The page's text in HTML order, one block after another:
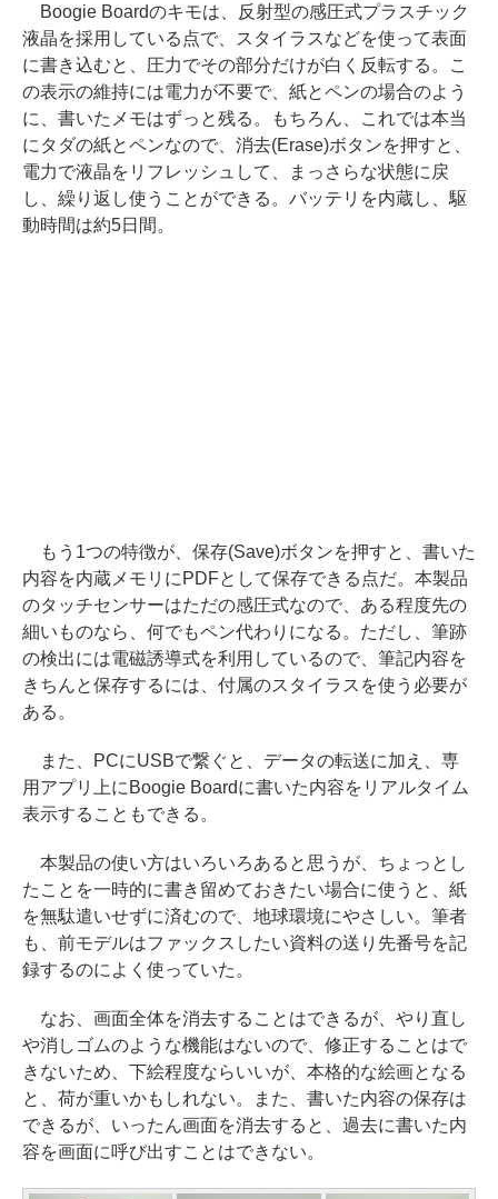
Boogie Boardのキモは、反射型の感圧式プラスチック
液晶を採用している点で、スタイラスなどを使って表面
に書き込むと、圧力でその部分だけが白く反転する。こ
の表示の維持には電力が不要で、紙とペンの場合のよう
に、書いたメモはずっと残る。もちろん、これでは本当
にタダの紙とペンなので、消去(Erase)ボタンを押すと、
電力で液晶をリフレッシュして、まっさらな状態に戻
し、繰り返し使うことができる。バッテリを内蔵し、駆
動時間は約5日間。
もう1つの特徴が、保存(Save)ボタンを押すと、書いた
内容を内蔵メモリにPDFとして保存できる点だ。本製品
のタッチセンサーはただの感圧式なので、ある程度先の
細いものなら、何でもペン代わりになる。ただし、筆跡
の検出には電磁誘導式を利用しているので、筆記内容を
きちんと保存するには、付属のスタイラスを使う必要が
ある。
また、PCにUSBで繋ぐと、データの転送に加え、専
用アプリ上にBoogie Boardに書いた内容をリアルタイム
表示することもできる。
本製品の使い方はいろいろあると思うが、ちょっとし
たことを一時的に書き留めておきたい場合に使うと、紙
を無駄遣いせずに済むので、地球環境にやさしい。筆者
も、前モデルはファックスしたい資料の送り先番号を記
録するのによく使っていた。
なお、画面全体を消去することはできるが、やり直し
や消しゴムのような機能はないので、修正することはで
きないため、下絵程度ならいいが、本格的な絵画となる
と、荷が重いかもしれない。また、書いた内容の保存は
できるが、いったん画面を消去すると、過去に書いた内
容を画面に呼び出すことはできない。